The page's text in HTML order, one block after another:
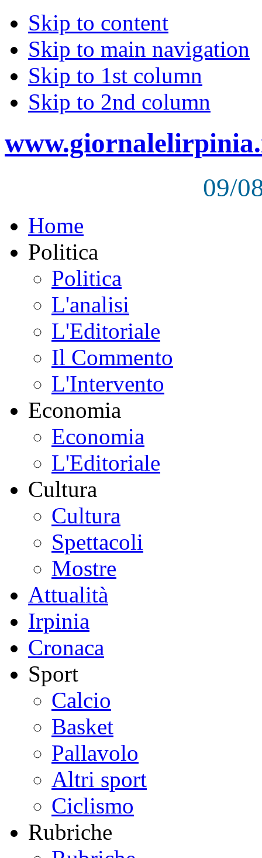
Skip to content
Skip to main navigation
Skip to 1st column
Skip to 2nd column
09/
Home
Politica
Politica
L'analisi
L'Editoriale
Il Commento
L'Intervento
Economia
Economia
L'Editoriale
Cultura
Cultura
Spettacoli
Mostre
Attualità
Irpinia
Cronaca
Sport
Calcio
Basket
Pallavolo
Altri sport
Ciclismo
Rubriche